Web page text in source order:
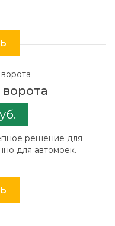
решение для
для автомоек.